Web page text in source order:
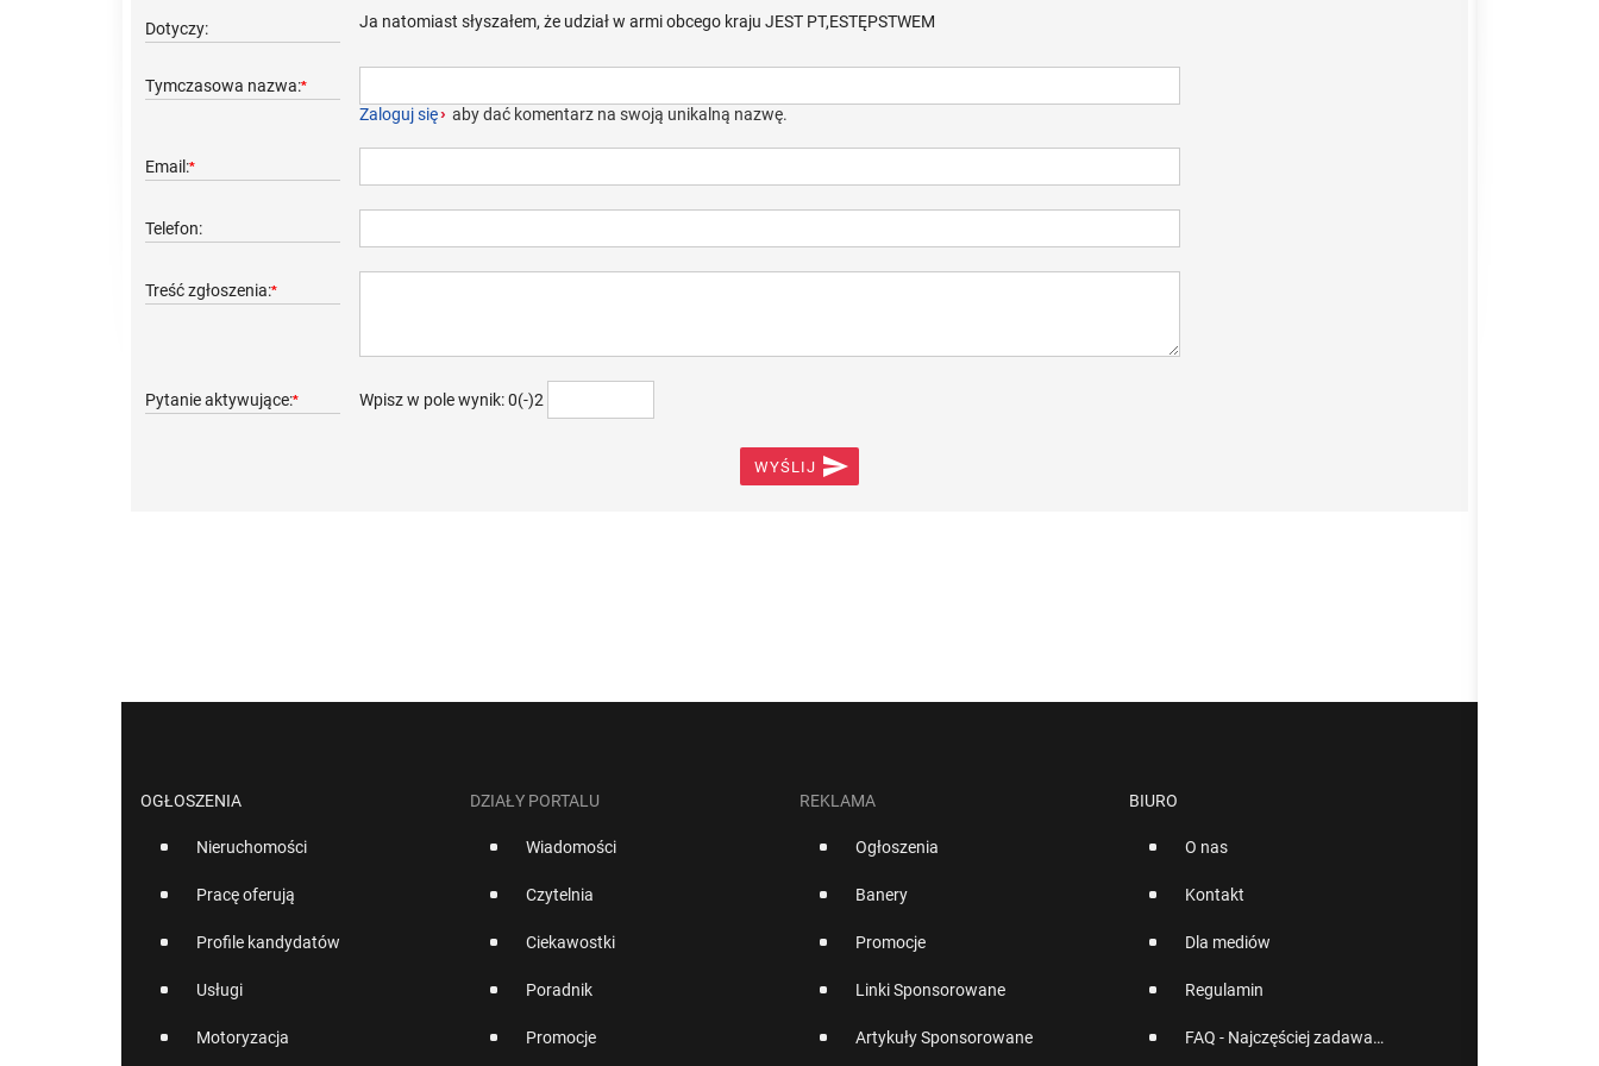
Dotyczy: Ja natomiast słyszałem, że udział w armi obcego kraju JEST PT,ESTĘPSTWEM
Tymczasowa nazwa:*
Zaloguj się› aby dać komentarz na swoją unikalną nazwę.
Email:*
Telefon:
Treść zgłoszenia:*
Pytanie aktywujące:* Wpisz w pole wynik: 0(-)2
WYŚLIJ 
OGŁOSZENIA
Nieruchomości
Pracę oferują
Profile kandydatów
Usługi
Motoryzacja
DZIAŁY PORTALU
Wiadomości
Czytelnia
Ciekawostki
Poradnik
Promocje
REKLAMA
Ogłoszenia
Banery
Promocje
Linki Sponsorowane
Artykuły Sponsorowane
BIURO
O nas
Kontakt
Dla mediów
Regulamin
FAQ - Najczęściej zadawane pytania